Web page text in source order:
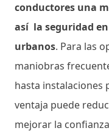
conductores una
así la seguridad
urbanos. Para las
maniobras
hasta instalaciones
ventaja puede
mejorar la